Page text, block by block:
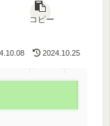
コピー
2024.10.25